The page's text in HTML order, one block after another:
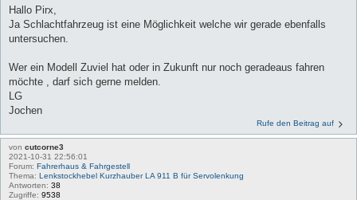
Hallo Pirx,
Ja Schlachtfahrzeug ist eine Möglichkeit welche wir gerade ebenfalls
untersuchen.
Wer ein Modell Zuviel hat oder in Zukunft nur noch geradeaus fahren
möchte , darf sich gerne melden.
LG
Jochen
Rufe den Beitrag auf
von cutcorne3
2021-10-31 22:56:01
Forum: Fahrerhaus & Fahrgestell
Thema: Lenkstockhebel Kurzhauber LA 911 B für Servolenkung
Antworten: 38
Zugriffe: 9538